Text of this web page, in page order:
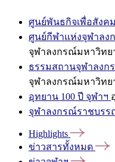
ศูนย์พันธกิจเพื่อสังคม
ศูนย์กีฬาแห่งจุฬาลง
จุฬาลงกรณ์มหาวิทย
ธรรมสถานจุฬาลงก
จุฬาลงกรณ์มหาวิทย
อุทยาน 100 ปี จุฬาฯ
จุฬาลงกรณ์ราชบรร
Highlights
ข่าวสารทั้งหมด